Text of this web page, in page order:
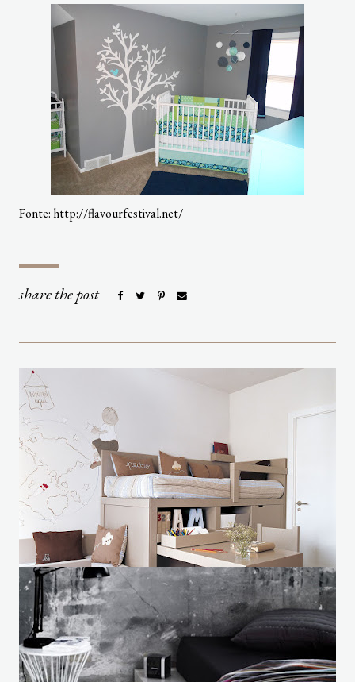
Fonte: http://flavourfestival.net/